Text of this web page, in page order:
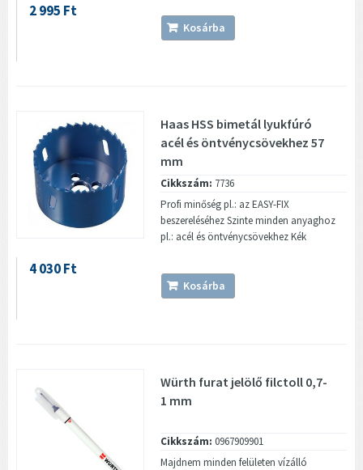
2 995 Ft
Kosárba
Haas HSS bimetál lyukfúró
acél és öntvénycsövekhez 57
mm
Cikkszám: 7736
Profi minőség pl.: az EASY-FIX
beszereléséhez Szinte minden anyaghoz
pl.: acél és öntvénycsövekhez Kék
4 030 Ft
Kosárba
Würth furat jelölő filctoll 0,7-
1 mm
Cikkszám: 0967909901
Majdnem minden felületen vízálló